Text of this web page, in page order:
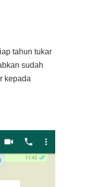
tahun tukar
sudah
kepada